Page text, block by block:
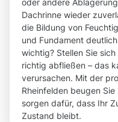
oder andere
Dachrinne wieder
die Bildung von
und Fundament
wichtig? Stellen Sie
richtig abfließen – das
verursachen. Mit der
Rheinfelden beugen
sorgen dafür, dass Ihr
Zustand bleibt.